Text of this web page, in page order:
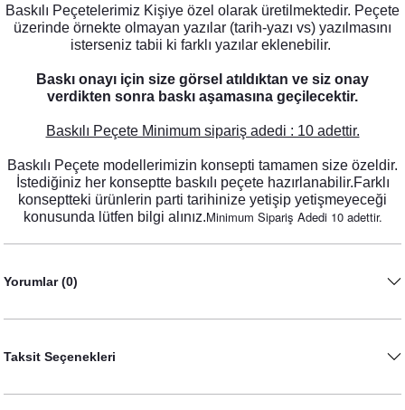
Pamuk Çiçeği - Okaliptus Konsept Karşılama Panosu
890,00 TL
Pamuk Çiçeği - Okaliptus Konsept İsme Özel Baskılı Kese
Baskılı Peçetelerimiz Kişiye özel olarak üretilmektedir. Peçete
üzerinde örnekte olmayan yazılar (tarih-yazı vs) yazılmasını
isterseniz tabii ki farklı yazılar eklenebilir.
Baskı onayı için size görsel atıldıktan ve siz onay
verdikten sonra baskı aşamasına geçilecektir.
Baskılı Peçete Minimum sipariş adedi : 10 adettir.
Baskılı Peçete modellerimizin konsepti tamamen size özeldir.
İstediğiniz her konseptte baskılı peçete hazırlanabilir.Farklı
konseptteki ürünlerin parti tarihinize yetişip yetişmeyeceği
konusunda lütfen bilgi alınız.Minimum Sipariş Adedi 10 adettir.
Yorumlar (0)
Taksit Seçenekleri